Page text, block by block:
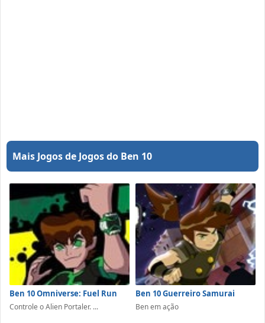
Mais Jogos de Jogos do Ben 10
Ben 10 Omniverse: Fuel Run
Controle o Alien Portaler. ...
Ben 10 Guerreiro Samurai
Ben em ação